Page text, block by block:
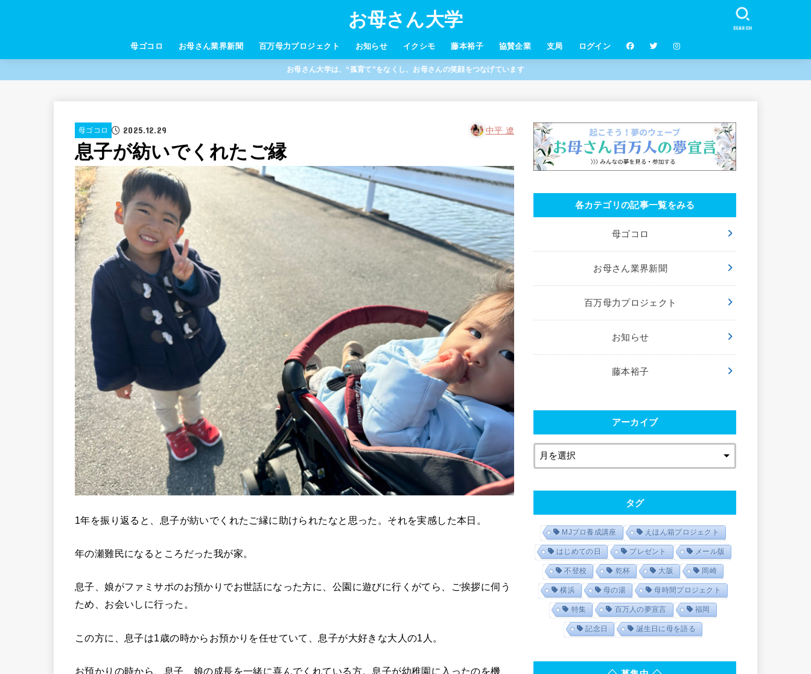
お母さん大学
母ゴコロ お母さん業界新聞 百万母力プロジェクト お知らせ イクシモ 藤本裕子 協賛企業 支局 ログイン
SEARCH
お母さん大学は、“孤育て”をなくし、お母さんの笑顔をつなげています
母ゴコロ 2025.12.29 中平 遼
息子が紡いでくれたご縁
1年を振り返ると、息子が紡いでくれたご縁に助けられたなと思った。それを実感した本日。
年の瀬難民になるところだった我が家。
息子、娘がファミサポのお預かりでお世話になった方に、公園に遊びに行くがてら、ご挨拶に伺う
ため、お会いしに行った。
この方に、息子は1歳の時からお預かりを任せていて、息子が大好きな大人の1人。
お預かりの時から、息子、娘の成長を一緒に喜んでくれている方。息子が幼稚園に入ったのを機
各カテゴリの記事一覧をみる
母ゴコロ
お母さん業界新聞
百万母力プロジェクト
お知らせ
藤本裕子
アーカイブ
タグ
MJプロ養成講座 えほん箱プロジェクト
はじめての日 プレゼント メール版
不登校 乾杯 大阪 岡崎
横浜 母の湯 母時間プロジェクト
特集 百万人の夢宣言 福岡
記念日 誕生日に母を語る